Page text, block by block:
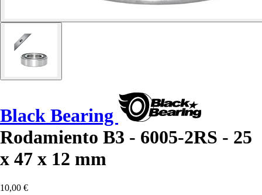
Black Bearing
Rodamiento B3 - 6005-2RS - 25
x 47 x 12 mm
10,00 €